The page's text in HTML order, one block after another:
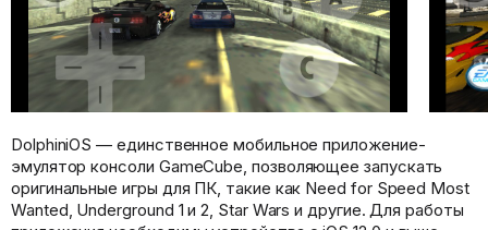
DolphiniOS — единственное мобильное приложение-
эмулятор консоли GameCube, позволяющее запускать
оригинальные игры для ПК, такие как Need for Speed Most
Wanted, Underground 1 и 2, Star Wars и другие. Для работы